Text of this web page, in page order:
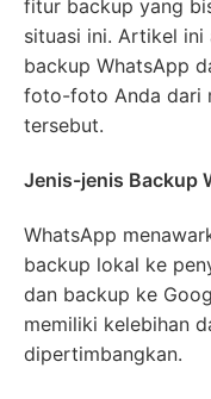
fitur backup yang
situasi ini. Artikel ini
backup WhatsApp
foto-foto Anda dari
tersebut.
Jenis-jenis Backup
WhatsApp
backup lokal ke
dan backup ke
memiliki kelebihan
dipertimbangkan.